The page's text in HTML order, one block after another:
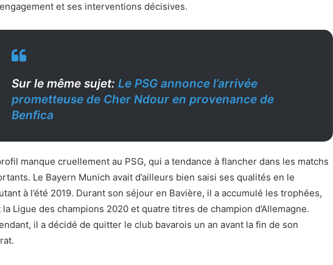
et ses interventions décisives.
Sur le même sujet: Le PSG annonce l’arrivée
prometteuse de Cher Ndour en provenance de
Benfica
manque cruellement au PSG, qui a tendance à flancher dans les matchs
Le Bayern Munich avait d’ailleurs bien saisi ses qualités en le
à l’été 2019. Durant son séjour en Bavière, il a accumulé les trophées,
la Ligue des champions 2020 et quatre titres de champion d’Allemagne.
il a décidé de quitter le club bavarois un an avant la fin de son